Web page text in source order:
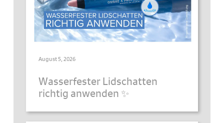
August 5, 2026
Wasserfester Lidschatten
richtig anwenden ✨